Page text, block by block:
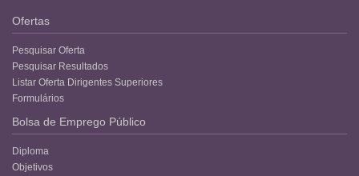
Ofertas
Pesquisar Oferta
Pesquisar Resultados
Listar Oferta Dirigentes Superiores
Formulários
Bolsa de Emprego Público
Diploma
Objetivos